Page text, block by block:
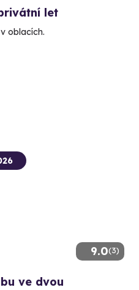
let
oblacích.
9.0(3)
ve dvou